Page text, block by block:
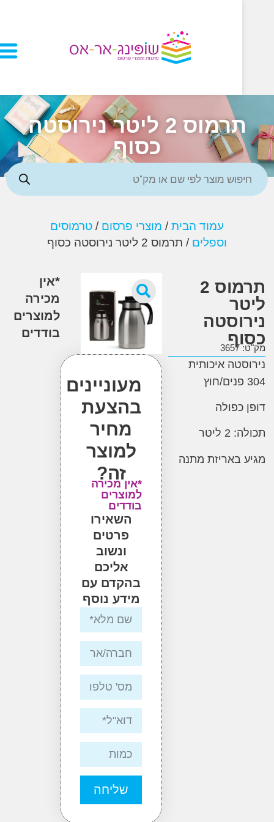
תרמוס 2 ליטר נירוסטה
כסוף
עמוד הבית/מוצרי פרסום /טרמוסים
וספלים/ תרמוס 2 ליטר נירוסטה כסוף
תרמוס 2
איכותית
באריזת מתנה
מעוניינים
בהצעת
מחיר
למוצר
*אין מכירה
למוצרים
בודדים
השאירו
פרטים
אליכם
בהקדם עם
מידע נוסף
שליחה
מכירה
למוצרים
בודדים